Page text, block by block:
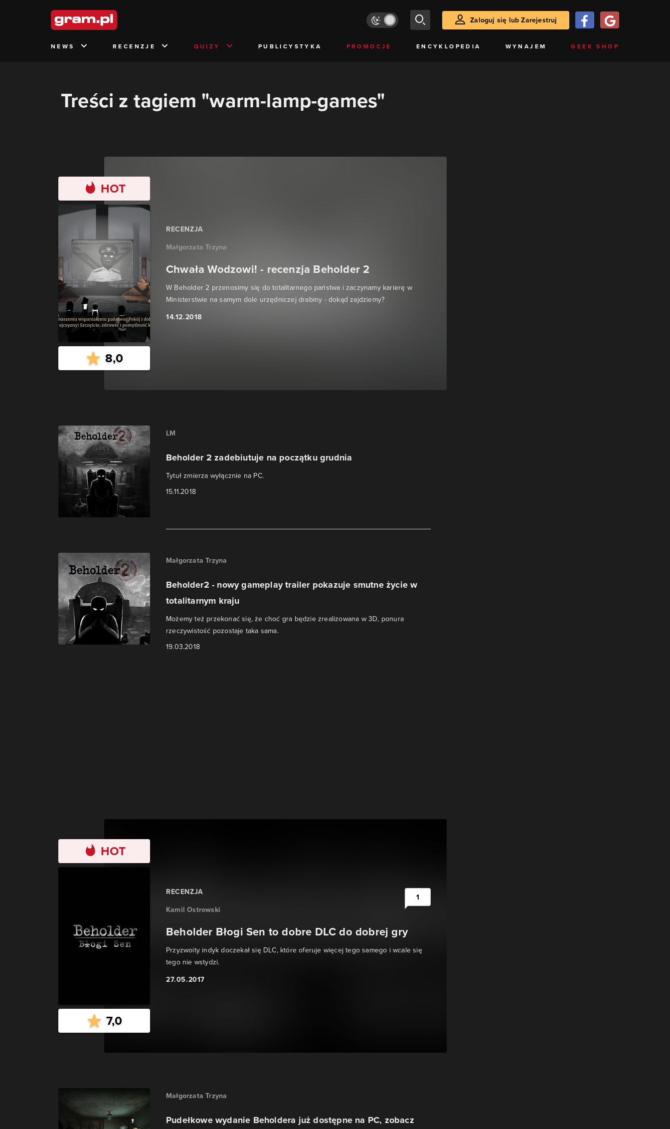
Zaloguj się lub Zarejestruj
NEWS RECENZJE QUIZY PUBLICYSTYKA PROMOCJE ENCYKLOPEDIA WYNAJEM GEEK SHOP
Treści z tagiem "warm-lamp-games"
HOT
8,0
RECENZJA
Małgorzata Trzyna
Chwała Wodzowi! - recenzja Beholder 2
W Beholder 2 przenosimy się do totalitarnego państwa i zaczynamy karierę w
Ministerstwie na samym dole urzędniczej drabiny - dokąd zajdziemy?
14.12.2018
LM
Beholder 2 zadebiutuje na początku grudnia
Tytuł zmierza wyłącznie na PC.
15.11.2018
Małgorzata Trzyna
Beholder2 - nowy gameplay trailer pokazuje smutne życie w
totalitarnym kraju
Możemy też przekonać się, że choć gra będzie zrealizowana w 3D, ponura
rzeczywistość pozostaje taka sama.
19.03.2018
HOT
7,0
RECENZJA
Kamil Ostrowski
Beholder Błogi Sen to dobre DLC do dobrej gry
Przyzwoity indyk doczekał się DLC, które oferuje więcej tego samego i wcale się
tego nie wstydzi.
27.05.2017
1
Małgorzata Trzyna
Pudełkowe wydanie Beholdera już dostępne na PC, zobacz